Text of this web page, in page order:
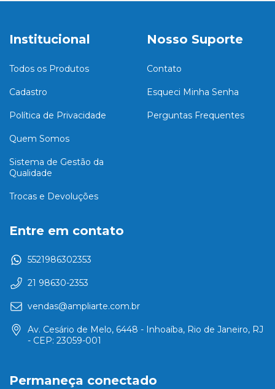
Institucional
Todos os Produtos
Cadastro
Política de Privacidade
Quem Somos
Sistema de Gestão da
Qualidade
Trocas e Devoluções
Nosso Suporte
Contato
Esqueci Minha Senha
Perguntas Frequentes
Entre em contato
5521986302353
21 98630-2353
vendas@ampliarte.com.br
Av. Cesário de Melo, 6448 - Inhoaíba, Rio de Janeiro, RJ
- CEP: 23059-001
Permaneça conectado